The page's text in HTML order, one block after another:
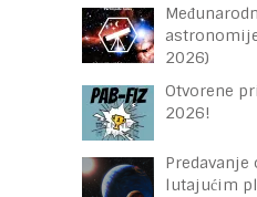
2026)
Otvorene
2026!
lutajućim